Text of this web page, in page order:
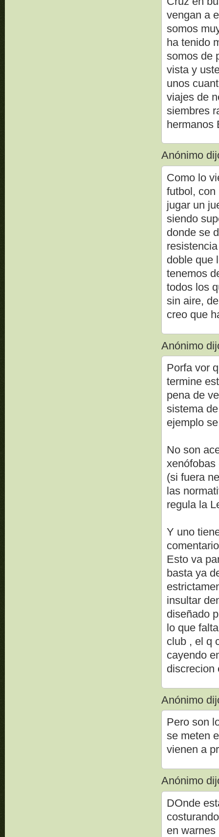
vengan a
somos
ha tenido
somos de
vista y
unos
viajes de
siembres
hermanos
Anónimo
Como lo
futbol, con
jugar un
siendo
donde se
doble que
tenemos
todos los
sin aire,
creo que
Anónimo
Porfa vor
termine
pena de
sistema
ejemplo
No son
xenófobas
(si fuera
las
regula la
Y uno
Esto va
basta ya
insultar
diseñado
lo que
club , el q
cayendo
discrecion
Anónimo
Pero son
se meten
vienen a
Anónimo
DOnde
en warnes